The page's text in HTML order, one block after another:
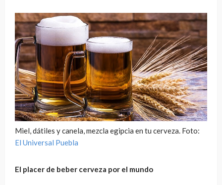
Miel, dátiles y canela, mezcla egipcia en tu cerveza. Foto:
El Universal Puebla
El placer de beber cerveza por el mundo